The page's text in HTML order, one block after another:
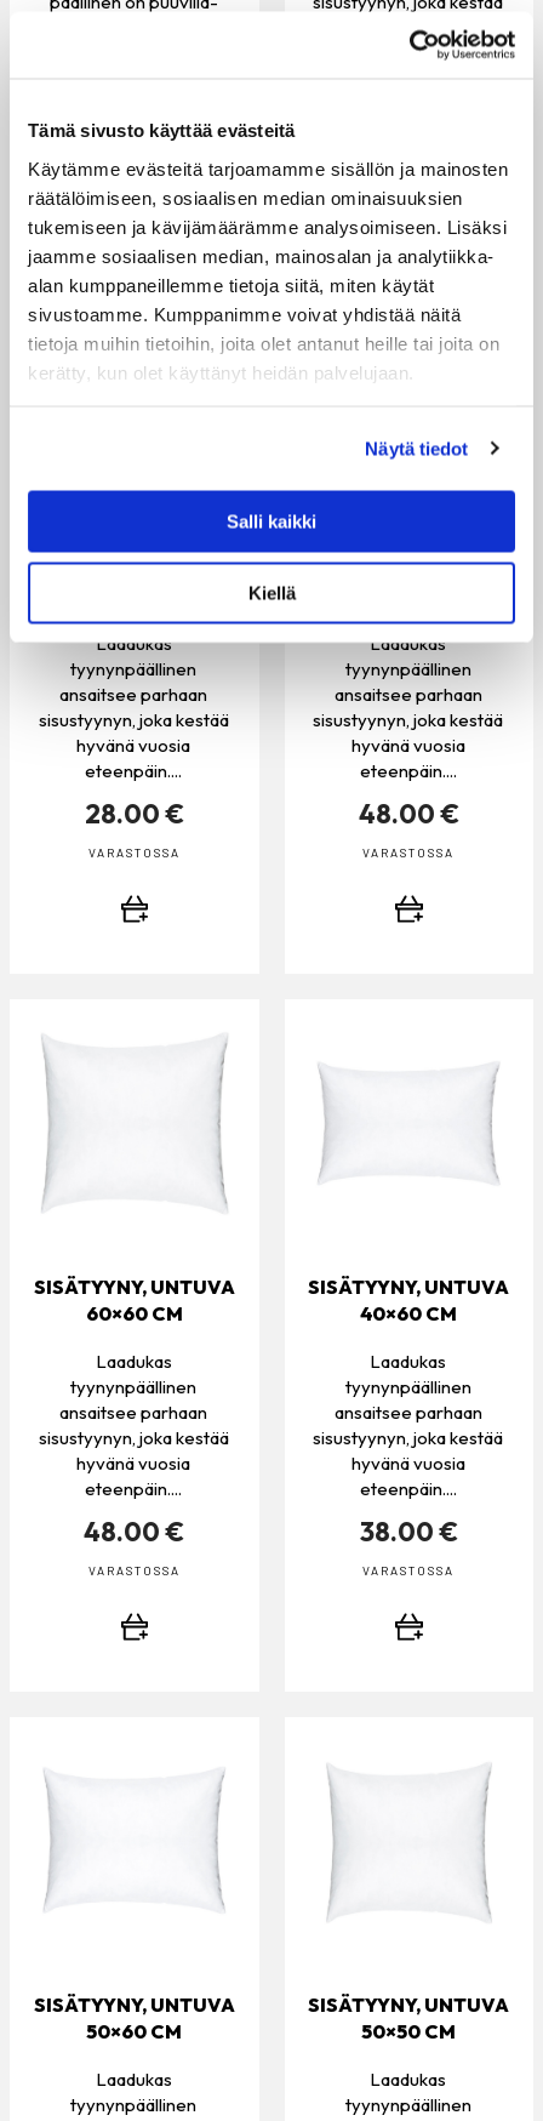
Tämä sivusto käyttää evästeitä
Käytämme evästeitä tarjoamamme sisällön ja mainosten
räätälöimiseen, sosiaalisen median ominaisuuksien
tukemiseen ja kävijämäärämme analysoimiseen. Lisäksi
jaamme sosiaalisen median, mainosalan ja analytiikka-
alan kumppaneillemme tietoja siitä, miten käytät
sivustoamme. Kumppanimme voivat yhdistää näitä
tietoja muihin tietoihin, joita olet antanut heille tai joita on
kerätty, kun olet käyttänyt heidän palvelujaan.
Näytä tiedot
Salli kaikki
Kiellä
hyvänä vuosia
eteenpäin....
SISÄTYYNY, UNTUVA
Laadukas
tyynynpäällinen
ansaitsee parhaan
sisustyynyn, joka kestää
hyvänä vuosia
eteenpäin....
28.00 €
VARASTOSSA
SISÄTYYNY, UNTUVA
Laadukas
tyynynpäällinen
ansaitsee parhaan
sisustyynyn, joka kestää
hyvänä vuosia
eteenpäin....
48.00 €
VARASTOSSA
SISÄTYYNY, UNTUVA
60×60 CM
Laadukas
tyynynpäällinen
ansaitsee parhaan
sisustyynyn, joka kestää
hyvänä vuosia
eteenpäin....
48.00 €
VARASTOSSA
SISÄTYYNY, UNTUVA
40×60 CM
Laadukas
tyynynpäällinen
ansaitsee parhaan
sisustyynyn, joka kestää
hyvänä vuosia
eteenpäin....
38.00 €
VARASTOSSA
SISÄTYYNY, UNTUVA
50×60 CM
Laadukas
tyynynpäällinen
SISÄTYYNY, UNTUVA
50×50 CM
Laadukas
tyynynpäällinen